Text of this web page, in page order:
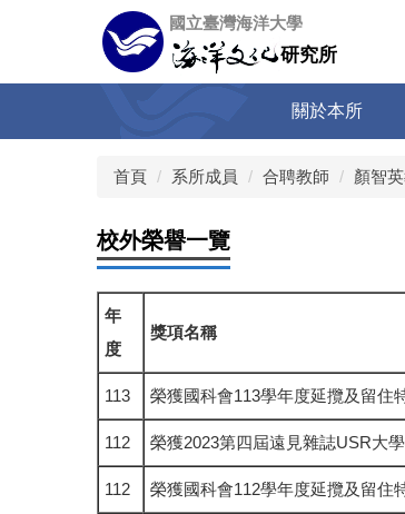
要
容
國立臺灣海洋大學
研究所
關於本所
首頁 系所成員 合聘教師 顏智
校外榮譽一覽
年
度
獎項名稱
113 榮獲國科會113學年度延攬及留住
112 榮獲2023第四屆遠見雜誌USR大
112 榮獲國科會112學年度延攬及留住